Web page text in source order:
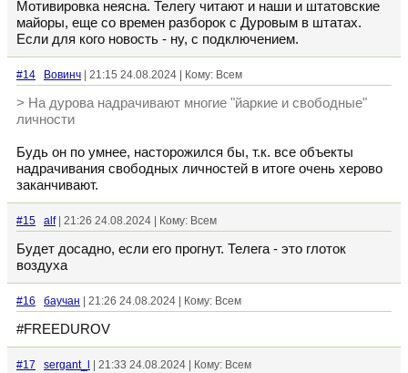
Мотивировка неясна. Телегу читают и наши и штатовские
майоры, еще со времен разборок с Дуровым в штатах.
Если для кого новость - ну, с подключением.
#14 Вовинч | 21:15 24.08.2024 | Кому: Всем
> На дурова надрачивают многие "йаркие и свободные"
личности
Будь он по умнее, насторожился бы, т.к. все объекты
надрачивания свободных личностей в итоге очень херово
заканчивают.
#15 alf| 21:26 24.08.2024 | Кому: Всем
Будет досадно, если его прогнут. Телега - это глоток
воздуха
#16 баучан | 21:26 24.08.2024 | Кому: Всем
#FREEDUROV
#17 sergant_l | 21:33 24.08.2024 | Кому: Всем